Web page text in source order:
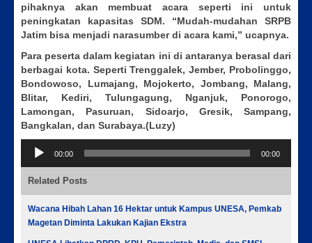
pihaknya akan membuat acara seperti ini untuk
peningkatan kapasitas SDM. “Mudah-mudahan SRPB
Jatim bisa menjadi narasumber di acara kami,” ucapnya.
Para peserta dalam kegiatan ini di antaranya berasal dari
berbagai kota. Seperti Trenggalek, Jember, Probolinggo,
Bondowoso, Lumajang, Mojokerto, Jombang, Malang,
Blitar, Kediri, Tulungagung, Nganjuk, Ponorogo,
Lamongan, Pasuruan, Sidoarjo, Gresik, Sampang,
Bangkalan, dan Surabaya.(Luzy)
Audio
00:00 00:00
Related Posts
Wacana Hibah Lahan 16 Hektar untuk Kampus UNESA, Pemkab
Magetan Diminta Lakukan Kajian Ekstra